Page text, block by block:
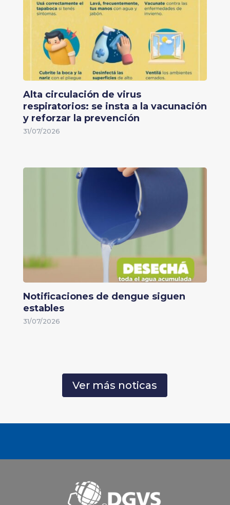
Alta circulación de virus
respiratorios: se insta a la vacunación
y reforzar la prevención
31/07/2026
Notificaciones de dengue siguen
estables
31/07/2026
Ver más noticas